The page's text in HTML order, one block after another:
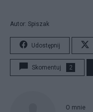
Autor: Spiszak
Udostępnij
Skomentuj 2
O mnie